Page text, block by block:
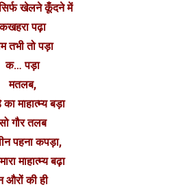
खेलने कूँदने में
कखहरा पढ़ा
तभी तो पड़ा
क… पड़ा
मतलब,
माहात्म्य बड़ा
गौर तलब
पहना कपड़ा,
माहात्म्य बढ़ा
औरों की ही